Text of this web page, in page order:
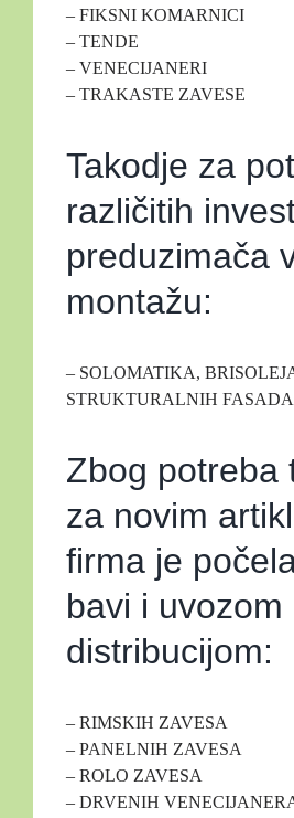
– FIKSNI KOMARNICI
– TENDE
– VENECIJANERI
– TRAKASTE ZAVESE
Takodje za
različitih
preduzimača
montažu:
– SOLOMATIKA,
STRUKTURALNIH FASADA
Zbog potreba
za novim
firma je
bavi i uvozom
distribucijom:
– RIMSKIH ZAVESA
– PANELNIH ZAVESA
– ROLO ZAVESA
– DRVENIH